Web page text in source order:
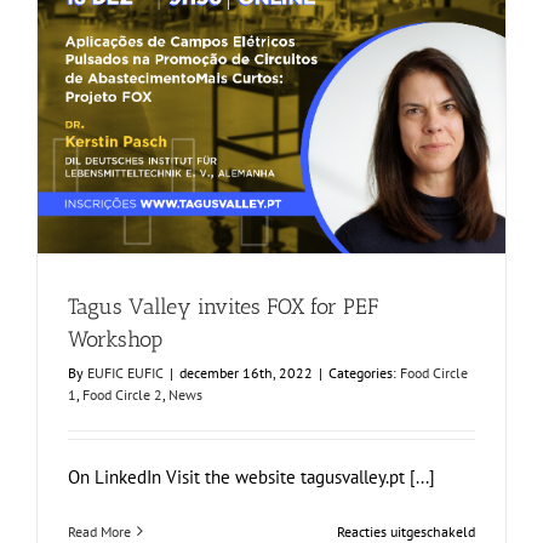
Tagus Valley invites FOX for PEF Workshop
Food Circle 1 Food Circle 2 News
Tagus Valley invites FOX for PEF
Workshop
By EUFIC EUFIC | december 16th, 2022 | Categories: Food Circle
1 Food Circle 2 News
On LinkedIn Visit the website tagusvalley.pt [...]
Read More Reacties uitgeschakeldvoor